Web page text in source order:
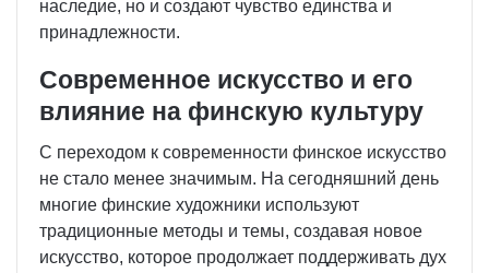
наследие, но и создают чувство единства и
принадлежности.
Современное искусство и его
влияние на финскую культуру
С переходом к современности финское искусство
не стало менее значимым. На сегодняшний день
многие финские художники используют
традиционные методы и темы, создавая новое
искусство, которое продолжает поддерживать дух